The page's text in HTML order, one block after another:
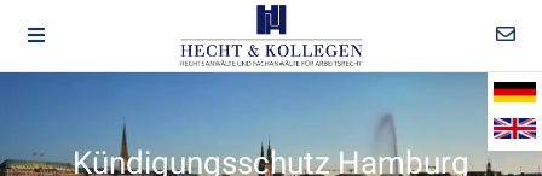
Kündigungsschutz Hamburg